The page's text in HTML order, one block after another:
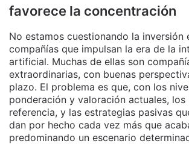
favorece la concentración
No estamos cuestionando la inversión
compañías que impulsan la era de la
artificial. Muchas de ellas son
extraordinarias, con buenas
plazo. El problema es que, con los
ponderación y valoración actuales, los
referencia, y las estrategias pasivas
dan por hecho cada vez más que
predominando un escenario